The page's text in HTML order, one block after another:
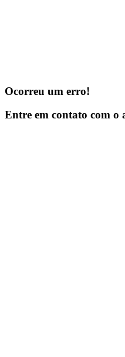
Ocorreu um erro!
Entre em contato com o